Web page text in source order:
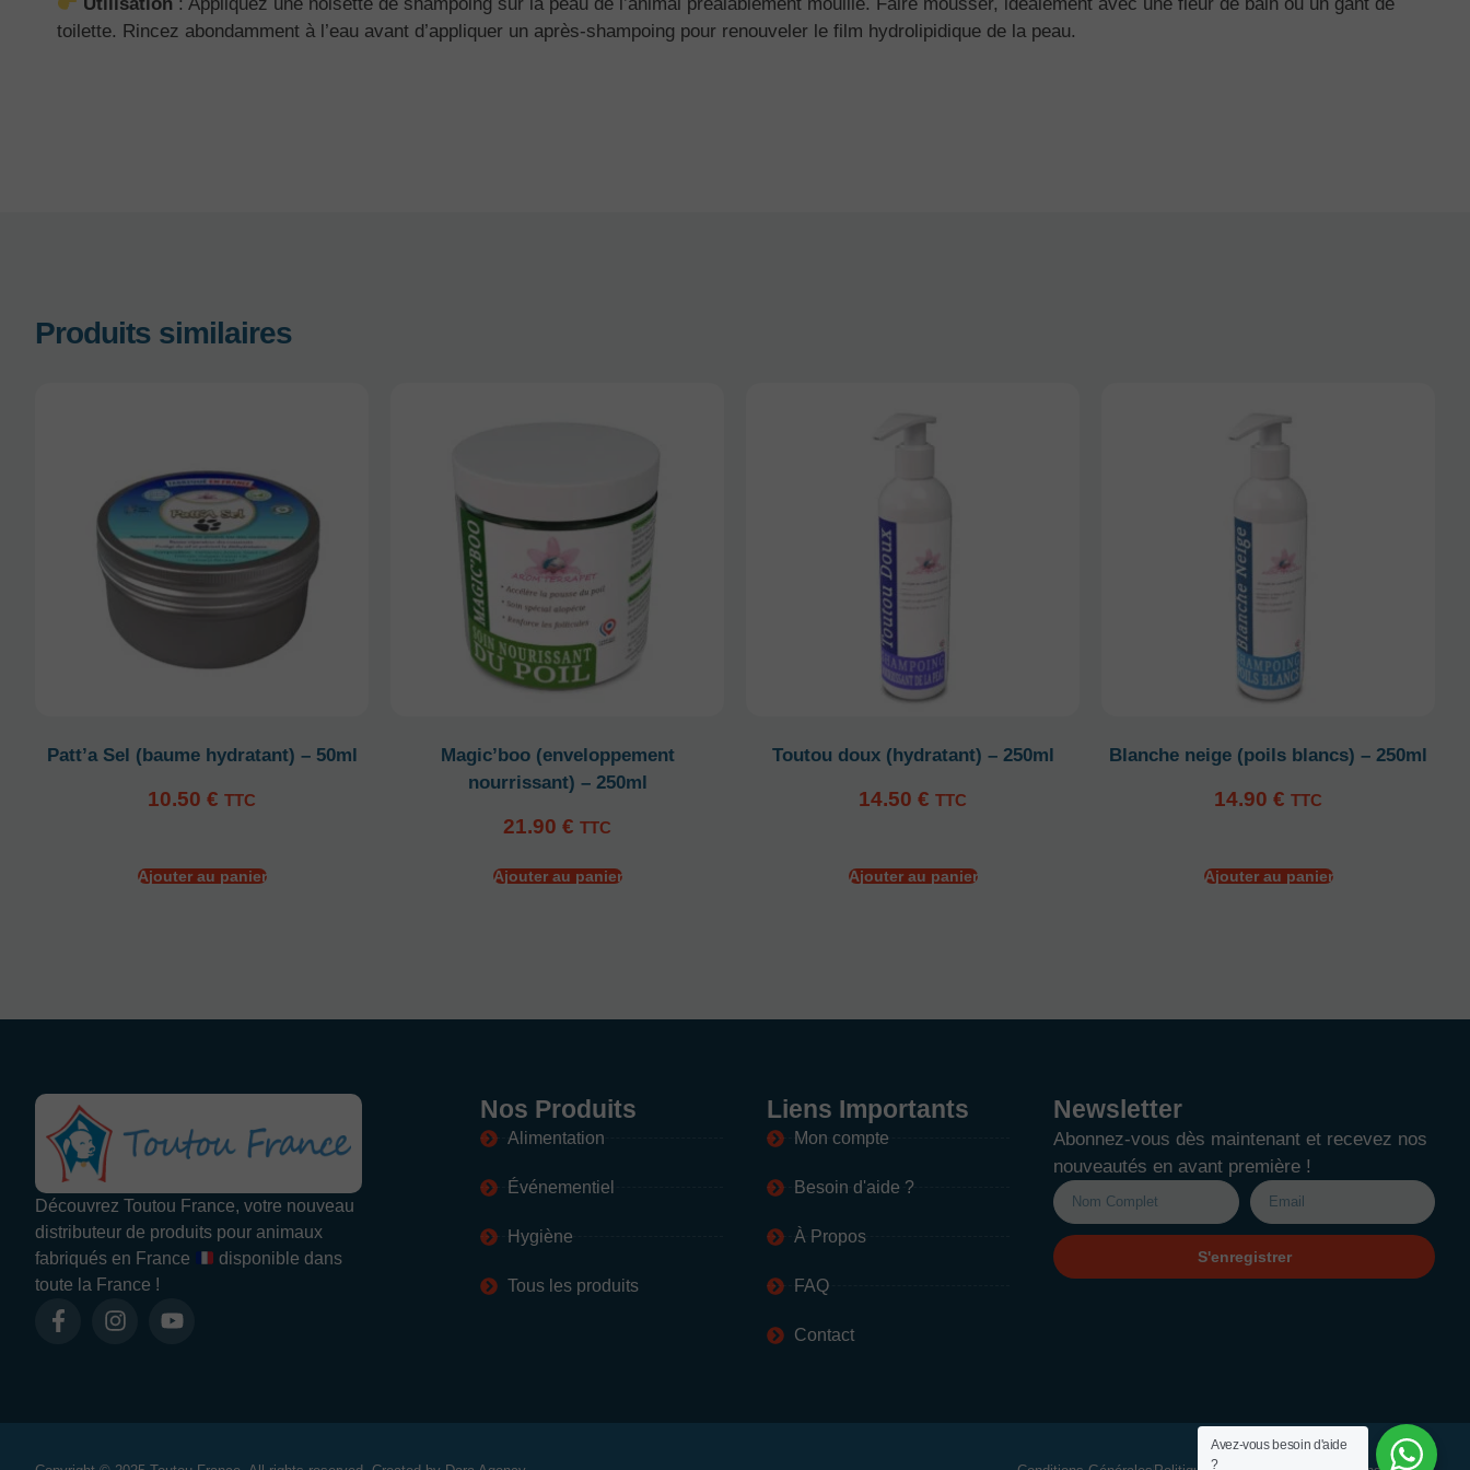
toilette. Rincez abondamment à l’eau avant d’appliquer un après-shampoing pour renouveler le film hydrolipidique de la peau.
Produits similaires
Patt’a Sel (baume hydratant) – 50ml
10.50 € TTC
Ajouter au panier
Magic’boo (enveloppement
nourrissant) – 250ml
21.90 € TTC
Ajouter au panier
Toutou doux (hydratant) – 250ml
14.50 € TTC
Ajouter au panier
Blanche neige (poils blancs) – 250ml
14.90 € TTC
Ajouter au panier
Découvrez Toutou France, votre nouveau
distributeur de produits pour animaux
fabriqués en France
disponible dans
toute la France !
Nos Produits
Alimentation
Événementiel
Hygiène
Tous les produits
Liens Importants
Mon compte
Besoin d'aide ?
À Propos
FAQ
Contact
Newsletter
Abonnez-vous dès maintenant et recevez nos
nouveautés en avant première !
S'enregistrer
Avez-vous besoin d'aide
?